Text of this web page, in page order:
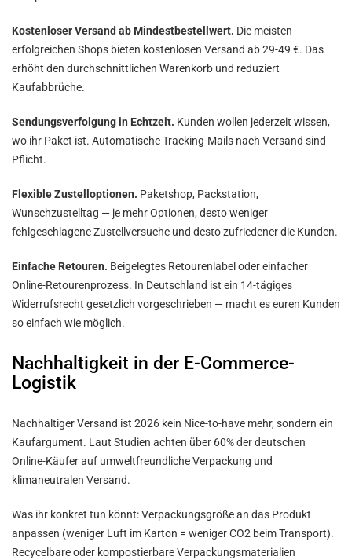
Kostenloser Versand ab Mindestbestellwert. Die meisten
erfolgreichen Shops bieten kostenlosen Versand ab 29-49 €. Das
erhöht den durchschnittlichen Warenkorb und reduziert
Kaufabbrüche.
Sendungsverfolgung in Echtzeit. Kunden wollen jederzeit wissen,
wo ihr Paket ist. Automatische Tracking-Mails nach Versand sind
Pflicht.
Flexible Zustelloptionen. Paketshop, Packstation,
Wunschzustelltag — je mehr Optionen, desto weniger
fehlgeschlagene Zustellversuche und desto zufriedener die Kunden.
Einfache Retouren. Beigelegtes Retourenlabel oder einfacher
Online-Retourenprozess. In Deutschland ist ein 14-tägiges
Widerrufsrecht gesetzlich vorgeschrieben — macht es euren Kunden
so einfach wie möglich.
Nachhaltigkeit in der E-Commerce-
Logistik
Nachhaltiger Versand ist 2026 kein Nice-to-have mehr, sondern ein
Kaufargument. Laut Studien achten über 60% der deutschen
Online-Käufer auf umweltfreundliche Verpackung und
klimaneutralen Versand.
Was ihr konkret tun könnt: Verpackungsgröße an das Produkt
anpassen (weniger Luft im Karton = weniger CO2 beim Transport).
Recycelbare oder kompostierbare Verpackungsmaterialien